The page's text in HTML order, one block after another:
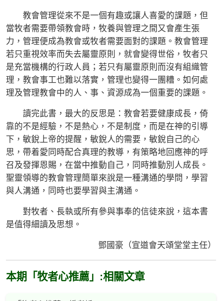
教會管理從來不是一個有趣或讓人喜愛的課題，但
當牧者需要帶領教會時，牧養與管理之間又會產生張
力，管理便成為教會或牧者需要面對的課題。教會管理
若只重視效率而失去屬靈原則，就會變得世俗，牧者只
是充當機構的行政人員；若只有屬靈原則而沒有組織管
理，教會事工也難以落實，管理也變得一團糟。如何處
理及管理教會中的人、事、資源成為一個重要的課題。
讀完此書，最大的反思是：教會若要健康成長，倚
靠的不是經驗，不是熱心，不是制度，而是在神的引導
下，敏銳上帝的提醒，敏銳人的需要，敏銳自己的心
思，帶着愛同時配合真理的教導，有策略地回應神的呼
召及發揮恩賜，在當中推動自己，同時推動別人成長。
聖靈領導的教會管理簡單來說是一種溝通的學問，學習
與人溝通，同時也要學習與主溝通。
對牧者、長執或所有參與事奉的信徒來說，這本書
是值得細讀及思想。
鄧國豪（宣道會天頌堂堂主任）
本期「牧者心推薦」:相關文章